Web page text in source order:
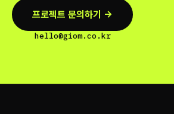
프로젝트 문의하기 →
hello@giom.co.kr